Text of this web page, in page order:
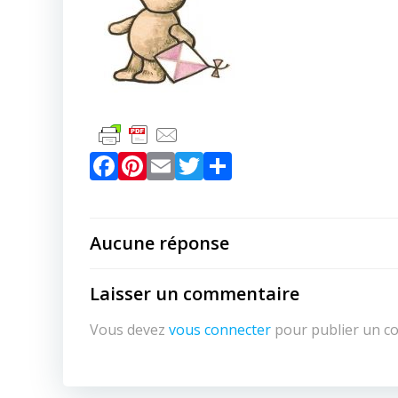
Facebook
Pinterest
EmailTwitter
Aucune réponse
Laisser un commentaire
Vous devez vous connecter pour publier un